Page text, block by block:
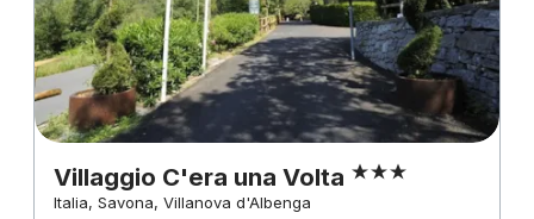
Villaggio C'era una Volta
Italia, Savona, Villanova d'Albenga